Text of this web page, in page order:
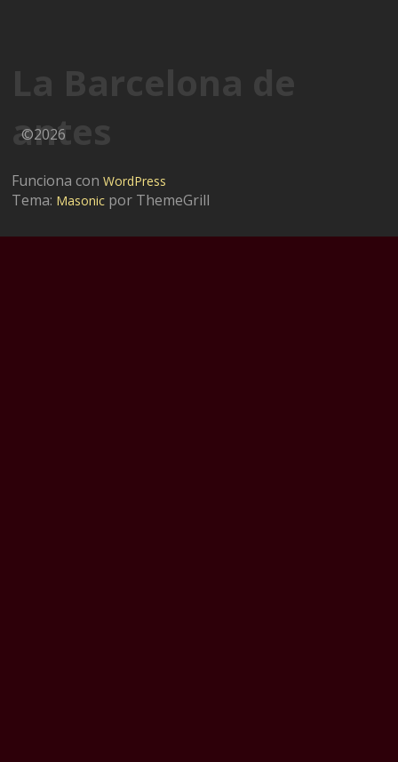
La Barcelona de
antes
©2026
Funciona conWordPress
Tema: Masonic por ThemeGrill